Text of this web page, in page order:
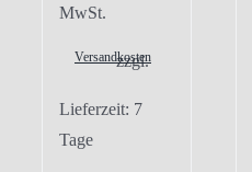
MwSt.
zzgl.
Versandkosten
Lieferzeit: 7
Tage